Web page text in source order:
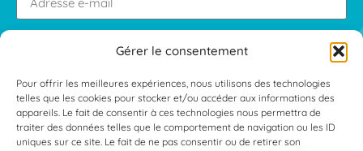
Gérer le consentement
Pour offrir les meilleures expériences, nous utilisons des technologies
telles que les cookies pour stocker et/ou accéder aux informations des
appareils. Le fait de consentir à ces technologies nous permettra de
traiter des données telles que le comportement de navigation ou les ID
uniques sur ce site. Le fait de ne pas consentir ou de retirer son
Mentions légales—Conditions générales d’utilisations